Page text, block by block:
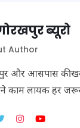
ब्यूरो
Author
और आसपास की
काम लायक हर
सितारे
अगस्त 2025